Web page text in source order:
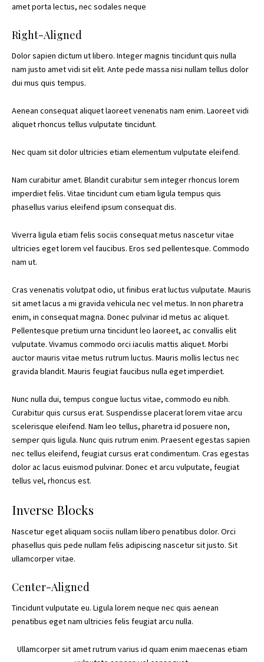
amet porta lectus, nec sodales neque
Right-Aligned
Dolor sapien dictum ut libero. Integer magnis tincidunt quis nulla
nam justo amet vidi sit elit. Ante pede massa nisi nullam tellus dolor
dui mus quis tempus.
Aenean consequat aliquet laoreet venenatis nam enim. Laoreet vidi
aliquet rhoncus tellus vulputate tincidunt.
Nec quam sit dolor ultricies etiam elementum vulputate eleifend.
Nam curabitur amet. Blandit curabitur sem integer rhoncus lorem
imperdiet felis. Vitae tincidunt cum etiam ligula tempus quis
phasellus varius eleifend ipsum consequat dis.
Viverra ligula etiam felis sociis consequat metus nascetur vitae
ultricies eget lorem vel faucibus. Eros sed pellentesque. Commodo
nam ut.
Cras venenatis volutpat odio, ut finibus erat luctus vulputate. Mauris
sit amet lacus a mi gravida vehicula nec vel metus. In non pharetra
enim, in consequat magna. Donec pulvinar id metus ac aliquet.
Pellentesque pretium urna tincidunt leo laoreet, ac convallis elit
vulputate. Vivamus commodo orci iaculis mattis aliquet. Morbi
auctor mauris vitae metus rutrum luctus. Mauris mollis lectus nec
gravida blandit. Mauris feugiat faucibus nulla eget imperdiet.
Nunc nulla dui, tempus congue luctus vitae, commodo eu nibh.
Curabitur quis cursus erat. Suspendisse placerat lorem vitae arcu
scelerisque eleifend. Nam leo tellus, pharetra id posuere non,
semper quis ligula. Nunc quis rutrum enim. Praesent egestas sapien
nec tellus eleifend, feugiat cursus erat condimentum. Cras egestas
dolor ac lacus euismod pulvinar. Donec et arcu vulputate, feugiat
tellus vel, rhoncus est.
Inverse Blocks
Nascetur eget aliquam sociis nullam libero penatibus dolor. Orci
phasellus quis pede nullam felis adipiscing nascetur sit justo. Sit
ullamcorper vitae.
Center-Aligned
Tincidunt vulputate eu. Ligula lorem neque nec quis aenean
penatibus eget nam ultricies felis feugiat arcu nulla.
Ullamcorper sit amet rutrum varius id quam enim maecenas etiam